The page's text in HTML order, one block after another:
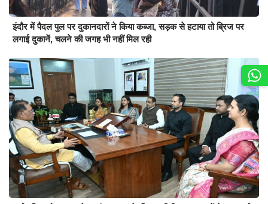
इंदौर में पैदल पुल पर दुकानदारों ने किया कब्जा, सड़क से हटाया तो ब्रिज पर
लगाई दुकानें, चलने की जगह भी नहीं मिल रही